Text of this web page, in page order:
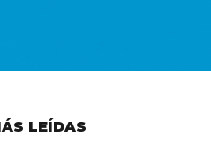
LEÍDAS